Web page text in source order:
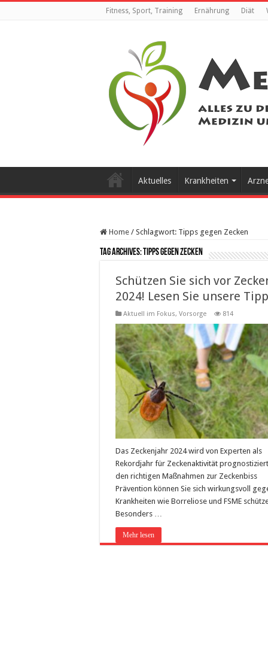
Fitness, Sport, Training Ernährung Diät
Aktuelles Krankheiten
Home / Schlagwort: Tipps gegen Zecken
Tag Archives: Tipps gegen Zecken
Schützen Sie sich vor
2024! Lesen Sie unsere
Aktuell im Fokus, Vorsorge 814
Das Zeckenjahr 2024 wird von Experten als
Rekordjahr für Zeckenaktivität
den richtigen Maßnahmen zur Zeckenbiss
Prävention können Sie sich wirkungsvoll
Krankheiten wie Borreliose und FSME
Besonders …
Mehr lesen